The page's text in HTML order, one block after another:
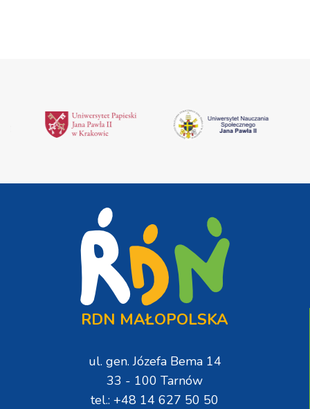
RDN MAŁOPOLSKA
ul. gen. Józefa Bema 14
33 - 100 Tarnów
tel.: +48 14 627 50 50